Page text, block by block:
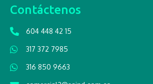
Contáctenos
604 448 42 15
317 372 7985
316 850 9663